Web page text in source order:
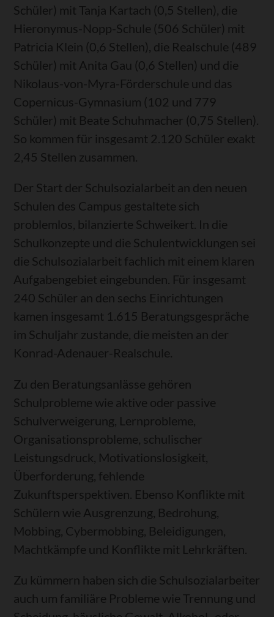
Schüler) mit Tanja Kartach (0,5 Stellen), die
Hieronymus-Nopp-Schule (506 Schüler) mit
Patricia Klein (0,6 Stellen), die Realschule (489
Schüler) mit Anita Gau (0,6 Stellen) und die
Nikolaus-von-Myra-Förderschule und das
Copernicus-Gymnasium (102 und 779
Schüler) mit Beate Schuhmacher (0,75 Stellen).
So kommen für insgesamt 2.120 Schüler exakt
2,45 Stellen zusammen.
Der Start der Schulsozialarbeit an den neuen
Schulen des Campus gestaltete sich
problemlos, bilanzierte Schweikert. In die
Schulkonzepte und die Schulentwicklungen sei
die Schulsozialarbeit fachlich mit einem klaren
Aufgabengebiet eingebunden. Für insgesamt
240 Schüler an den sechs Einrichtungen
kamen insgesamt 1.615 Beratungsgespräche
im Schuljahr zustande, die meisten an der
Konrad-Adenauer-Realschule.
Zu den Beratungsanlässe gehören
Schulprobleme wie aktive oder passive
Schulverweigerung, Lernprobleme,
Organisationsprobleme, schulischer
Leistungsdruck, Motivationslosigkeit,
Überforderung, fehlende
Zukunftsperspektiven. Ebenso Konflikte mit
Schülern wie Ausgrenzung, Bedrohung,
Mobbing, Cybermobbing, Beleidigungen,
Machtkämpfe und Konflikte mit Lehrkräften.
Zu kümmern haben sich die Schulsozialarbeiter
auch um familiäre Probleme wie Trennung und